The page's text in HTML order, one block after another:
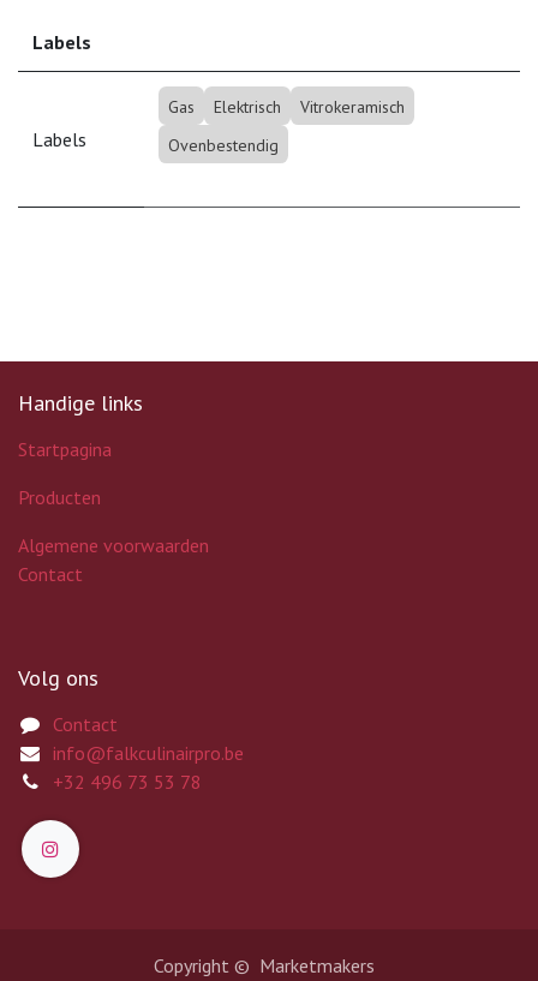
Labels
Labels
Gas Elektrisch
Vitrokeramisch
Ovenbestendig
Handige links
Startpagina
Producten
Algemene voorwaarden
Contact
Volg ons
Contact
info@falkculinairpro.be
+32 496 73 53 78
Copyright © Marketmakers